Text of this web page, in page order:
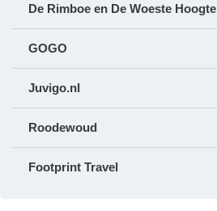
De Rimboe en De Woeste Hoogte
GOGO
Juvigo.nl
Roodewoud
Footprint Travel